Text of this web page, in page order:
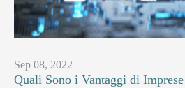
Sep 08, 2022
Quali Sono i Vantaggi di